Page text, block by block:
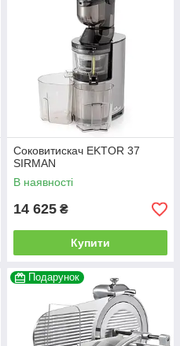
Соковитискач EKTOR 37
SIRMAN
В наявності
14 625 ₴
Купити
Подарунок